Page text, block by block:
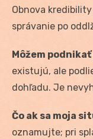
Obnova
správanie po
Môžem
existujú, ale
dohľadu. Je
Čo ak sa moja
oznamujte; pri